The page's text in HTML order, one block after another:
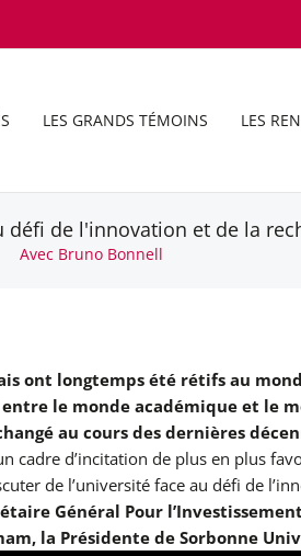
LES GRANDS TÉMOINS LES
défi de l'innovation et de la
Avec Bruno Bonnell
ont longtemps été rétifs au
le monde académique et le
au cours des dernières
cadre d’incitation de plus en plus
de l’université face au défi de
Général Pour
la Présidente de Sorbonne